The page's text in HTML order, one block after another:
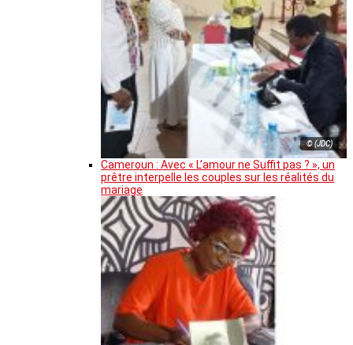
© (JDC)
Cameroun : Avec « L’amour ne Suffit pas ? », un
prêtre interpelle les couples sur les réalités du
mariage